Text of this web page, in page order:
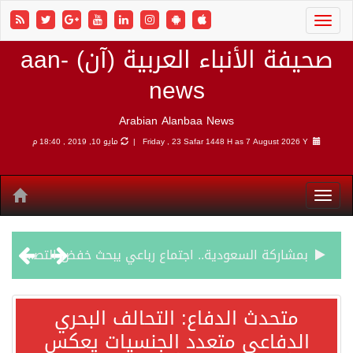
صحيفة الأنباء العربية (آن) aan-
news
Arabian Alanbaa News
Friday , 23 Safar 1448 H as7 August 2026 Y | مايو 10, 2019 , 18:40 م
بمشاركة السعودية.. اجتماع رباعي يبحث خفض التصعيد ومعالجة التحديات الأمنية الراهنة
وزير الخارجية السعودي: جميع إجراءات إسرائيل الأحادية في أراضي فلسطين باطلة
متحدث الدفاع: التحالف البحري
الدفاعي متعدد الجنسيات يعكس